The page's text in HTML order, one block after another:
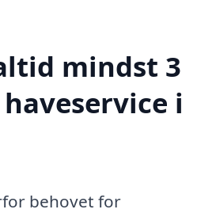
mindst 3
i
behovet for